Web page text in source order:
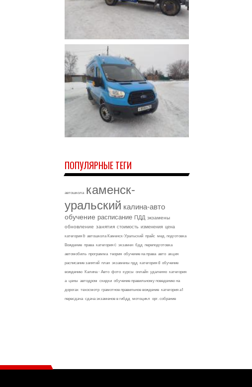
ПОПУЛЯРНЫЕ ТЕГИ
автошкола каменск-
уральский калина-авто
обучение расписание ПДД экзамены
обновление занятия стоимость изменения цена
категория b автошкола Каменск-Уральский прайс мед. подготовка
Вождение права категория c экзамен бдд переподготовка
автомобиль программа теория обучение на права авто акция
расписание занятий план экзамены пдд категория d обучение
вождению Калина - Авто фото курсы онлайн удаленно категория
а цены автодром скидки обучение правильному поведению на
дорогах техосмотр грамотное правильное вождение категория а1
пересдача сдача экзаменов в гибдд мотоцикл орг. собрание